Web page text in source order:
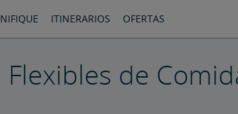
ITINERARIOS OFERTAS
de